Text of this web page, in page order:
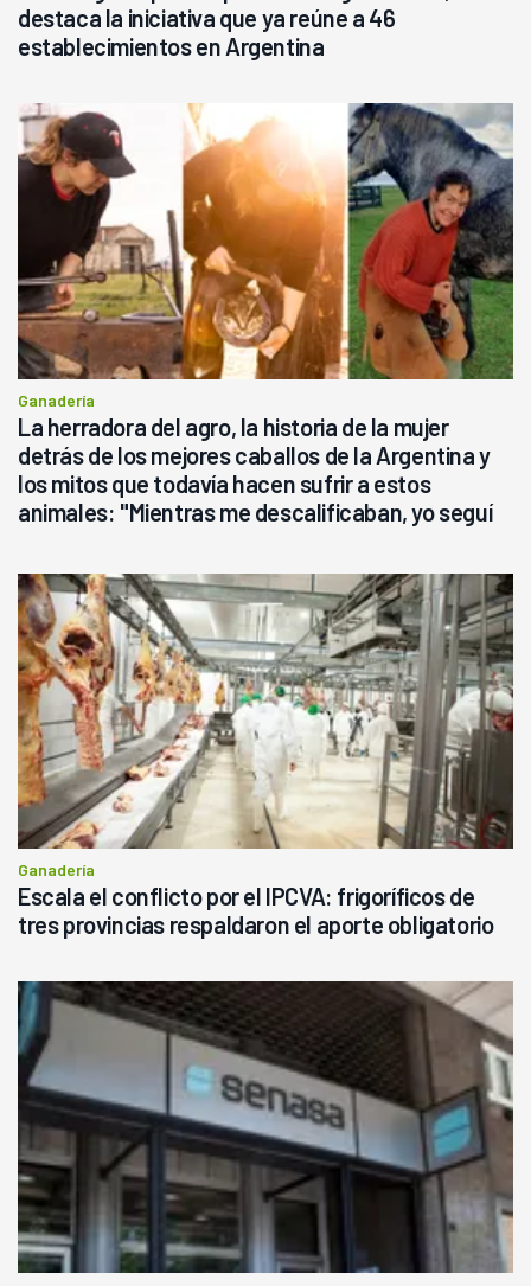
destaca la iniciativa que ya reúne a 46
establecimientos en Argentina
Ganadería
La herradora del agro, la historia de la mujer
detrás de los mejores caballos de la Argentina y
los mitos que todavía hacen sufrir a estos
animales: "Mientras me descalificaban, yo seguí
Ganadería
Escala el conflicto por el IPCVA: frigoríficos de
tres provincias respaldaron el aporte obligatorio